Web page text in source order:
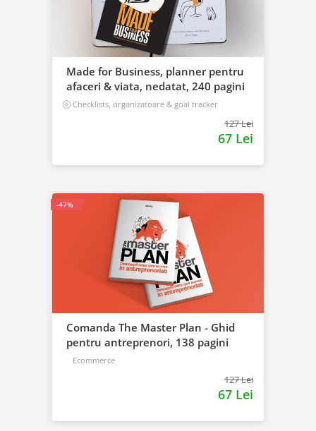
Made for Business, planner pentru
afaceri & viata, nedatat, 240 pagini
Checklists, organizatoare & goal tracker
127 Lei
67 Lei
Comanda The Master Plan - Ghid
pentru antreprenori, 138 pagini
Ecommerce
127 Lei
67 Lei
-47%